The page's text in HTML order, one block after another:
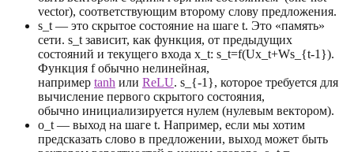
vector), соответствующим второму слову предложения.
s_t — это скрытое состояние на шаге t. Это «память»
сети. s_t зависит, как функция, от предыдущих
состояний и текущего входа x_t: s_t=f(Ux_t+Ws_{t-1}).
Функция f обычно нелинейная,
например tanh или ReLU. s_{-1}, которое требуется для
вычисление первого скрытого состояния,
обычно инициализируется нулем (нулевым вектором).
o_t — выход на шаге t. Например, если мы хотим
предсказать слово в предложении, выход может быть